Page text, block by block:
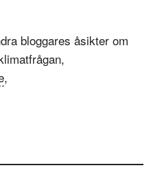
bloggares åsikter om
,